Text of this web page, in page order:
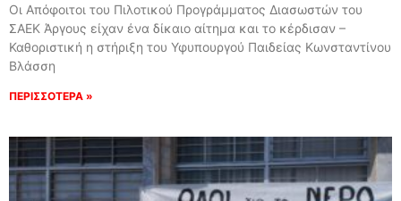
Οι Απόφοιτοι του Πιλοτικού Προγράμματος Διασωστών του
ΣΑΕΚ Άργους είχαν ένα δίκαιο αίτημα και το κέρδισαν –
Καθοριστική η στήριξη του Υφυπουργού Παιδείας Κωνσταντίνου
Βλάσση
ΠΕΡΙΣΣΟΤΕΡΑ »